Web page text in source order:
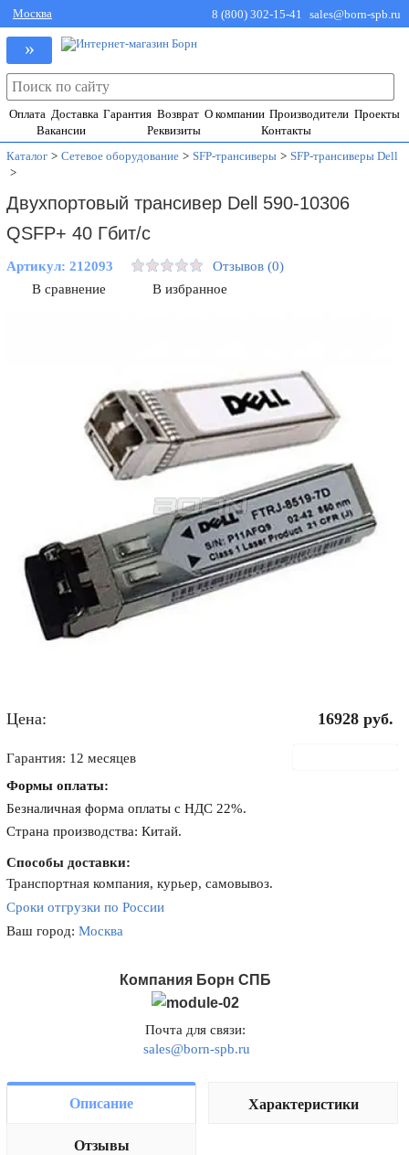
Москва 8 (800) 302-15-41 sales@born-spb.ru
»
Оплата Доставка Гарантия Возврат О компании Производители Проекты
Вакансии
Реквизиты
Контакты
Каталог > Сетевое оборудование > SFP-трансиверы > SFP-трансиверы Dell
>
Двухпортовый трансивер Dell 590-10306
QSFP+ 40 Гбит/с
Артикул:212093
Отзывов (0)
В сравнение
В избранное
Цена: 16928 руб.
Гарантия: 12 месяцев
Формы оплаты:
Безналичная форма оплаты с НДС 22%.
Страна производства: Китай.
Способы доставки:
Транспортная компания, курьер, самовывоз.
Сроки отгрузки по России
Ваш город:Москва
Компания Борн СПБ
Почта для связи:
sales@born-spb.ru
Описание Характеристики
Отзывы